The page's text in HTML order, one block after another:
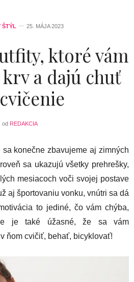
ŠTÝL 25. MÁJA 2023
ktoré vám
a dajú chuť
od REDAKCIA
konečne zbavujeme aj zimných
sa ukazujú všetky prehrešky,
mesiacoch voči svojej postave
aj športovaniu vonku, vnútri sa dá
to jediné, čo vám chýba,
je také úžasné, že sa vám
ňom cvičiť, behať, bicyklovať!